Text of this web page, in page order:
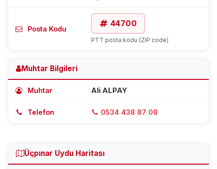
Posta Kodu
44700
PTT posta kodu (ZIP code)
Muhtar Bilgileri
Muhtar Ali ALPAY
Telefon 0534 438 87 08
Üçpınar Uydu Haritası